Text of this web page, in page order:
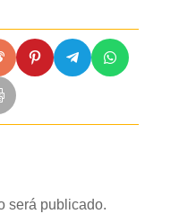
será publicado.